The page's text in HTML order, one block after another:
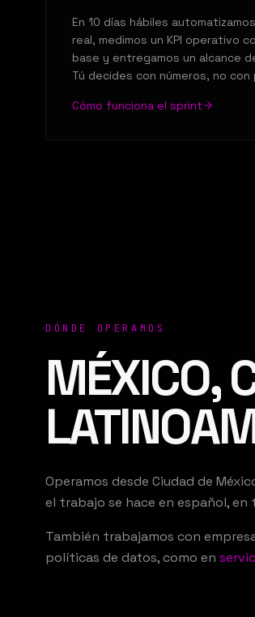
En 10 días hábiles
real, medimos un KPI operativo
base y entregamos un alcance
Tú decides con números, no con
Cómo funciona el sprint
DÓNDE OPERAMOS
MÉXICO,
Operamos desde Ciudad de
el trabajo se hace en español, en
También trabajamos con
políticas de datos, como en